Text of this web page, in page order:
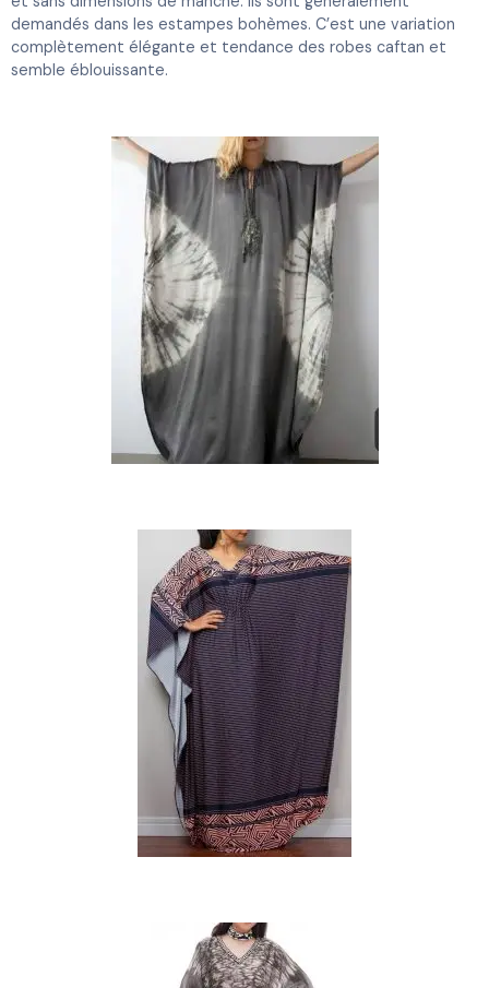
demandés dans les estampes bohèmes. C’est une variation
complètement élégante et tendance des robes caftan et
semble éblouissante.